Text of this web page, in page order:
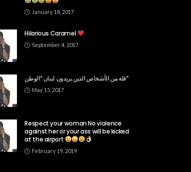
January 18, 2017
Hilarious Caramel
September 4, 2017
قلة من الأشخاص الذين يريدون لبنان “الوطن”
May 15, 2017
Respect your woman No violence
against her or your ass will be kicked
at the airport
February 19, 2019